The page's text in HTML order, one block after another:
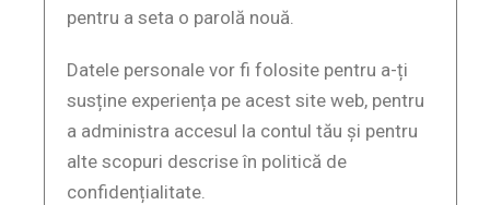
pentru a seta o parolă nouă.
Datele personale vor fi folosite pentru a-ți
susține experiența pe acest site web, pentru
a administra accesul la contul tău și pentru
alte scopuri descrise în politică de
confidențialitate.